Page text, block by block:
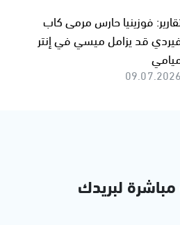
فوزينيا حارس مرمى كاب
قد يزامل ميسي في إنتر
09.07.2026
لبريدك